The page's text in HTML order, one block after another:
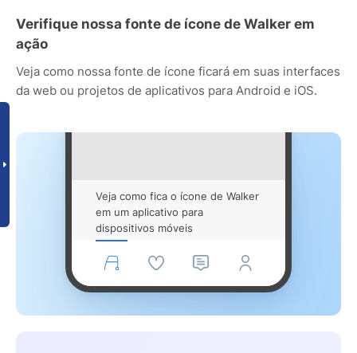
Verifique nossa fonte de ícone de Walker em
ação
Veja como nossa fonte de ícone ficará em suas interfaces
da web ou projetos de aplicativos para Android e iOS.
Veja como fica o ícone de Walker
em um aplicativo para
dispositivos móveis